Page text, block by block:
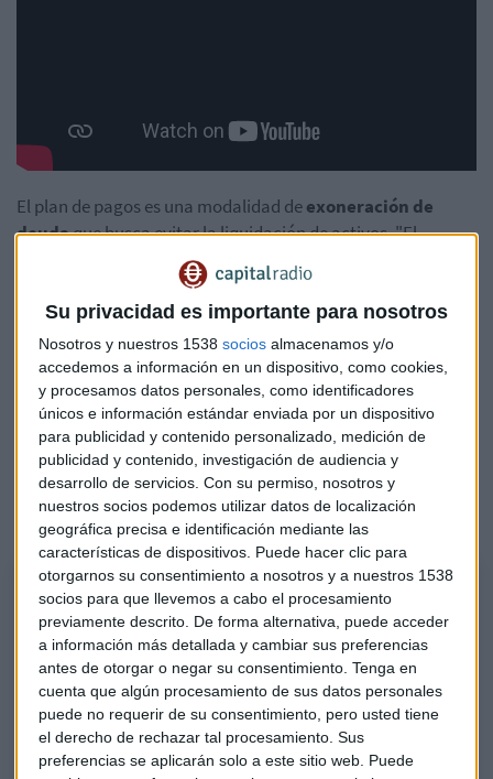
Su privacidad es importante para nosotros
Nosotros y nuestros 1538 socios almacenamos y/o
accedemos a información en un dispositivo, como cookies,
y procesamos datos personales, como identificadores
únicos e información estándar enviada por un dispositivo
para publicidad y contenido personalizado, medición de
publicidad y contenido, investigación de audiencia y
desarrollo de servicios. Con su permiso, nosotros y
nuestros socios podemos utilizar datos de localización
geográfica precisa e identificación mediante las
características de dispositivos. Puede hacer clic para
otorgarnos su consentimiento a nosotros y a nuestros 1538
socios para que llevemos a cabo el procesamiento
previamente descrito. De forma alternativa, puede acceder
a información más detallada y cambiar sus preferencias
antes de otorgar o negar su consentimiento. Tenga en
cuenta que algún procesamiento de sus datos personales
puede no requerir de su consentimiento, pero usted tiene
el derecho de rechazar tal procesamiento. Sus
preferencias se aplicarán solo a este sitio web. Puede
El plan de pagos es una modalidad deexoneración de
deudaque busca evitar la liquidación de activos. "El
objetivo es cancelar o reestructurar la deuda de manera
estructurada", explica Gurriarán. A diferencia de lo que
muchos piensan, esta opciónno está limitada a quienes
no tienen bienes.
"Muchas veces se entiende que laLey de Segunda
Oportunidadúnicamente aplica si no tienes bienes, y por lo
tanto, quien busque si puede aplicar una segunda
oportunidad entiende que si tiene un vehículo o una
vivienda no puede hacerlo, y no es así", aclara el
especialista.
Espacio Surus
En este episodio de 'Capital, la bolsa y la vida', Laura Blanco conversa
con expertos de Surus sobre las opciones de reestructuración de deuda
para empresas en dificultades. Se exploran los planes de alerta
temprana, cambios en la normativa concursal, y el uso del plan de
pagos como mecanismo para evitar la liquidación de activos. Alicia
Tabanera y Daniel Barrientos de Surus, junto con Íñigo Guarriarán
González Río, abogado del despacho Artículo 27, explican cómo estos